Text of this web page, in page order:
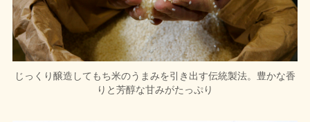
じっくり醸造してもち米のうまみを引き出す伝統製法。豊かな香
りと芳醇な甘みがたっぷり